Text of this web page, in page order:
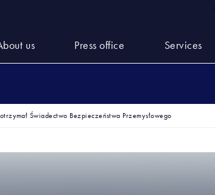
us Press office Services
Świadectwo Bezpieczeństwa Przemysłowego